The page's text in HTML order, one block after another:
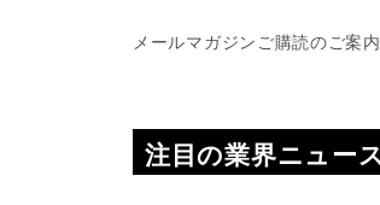
メールマガジンご購読のご案
注目の業界ニュー